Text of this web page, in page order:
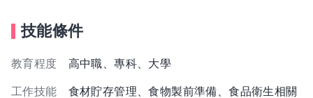
技能條件
教育程度 高中職、專科、大學
工作技能
食材貯存管理、食物製前準備、食品衛生相關